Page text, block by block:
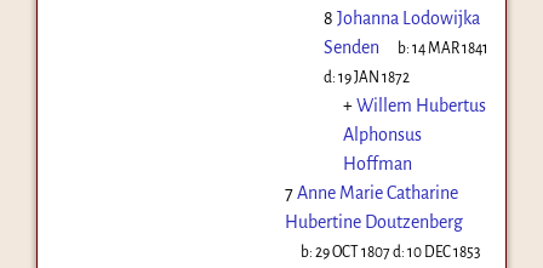
8 Johanna Lodowijka
Senden
b:14 MAR 1841
d: 19 JAN 1872
+Willem Hubertus
Alphonsus
Hoffman
7Anne Marie Catharine
Hubertine Doutzenberg
b:29 OCT 1807d:10 DEC 1853